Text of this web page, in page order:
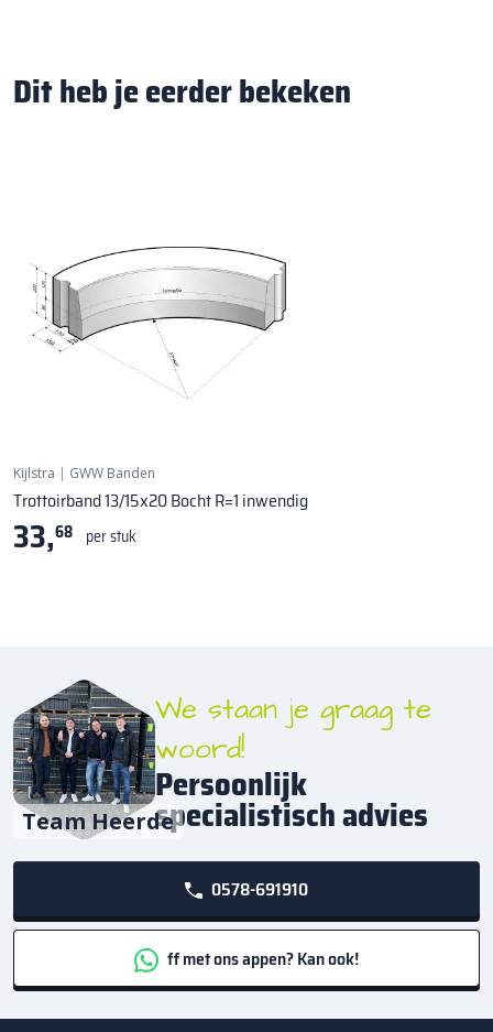
Dit heb je eerder bekeken
Kijlstra | GWW Banden
Trottoirband 13/15x20 Bocht R=1 inwendig
33,68 per stuk
Team Heerde
We staan je graag te
woord!
Persoonlijk
specialistisch advies
0578-691910
ff met ons appen? Kan ook!